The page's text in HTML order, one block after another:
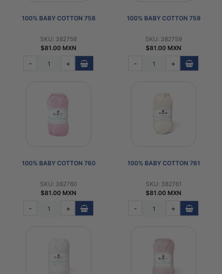
100% BABY COTTON 758
SKU: 382758
$81.00 MXN
- +
100% BABY COTTON 759
SKU: 382759
$81.00 MXN
- +
100% BABY COTTON 760
SKU: 382760
$81.00 MXN
- +
100% BABY COTTON 761
SKU: 382761
$81.00 MXN
- +